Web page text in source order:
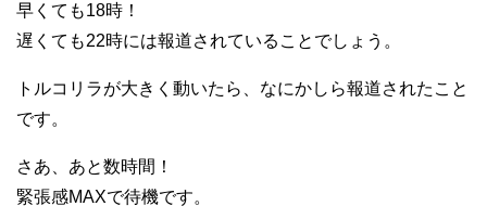
早くても18時！
遅くても22時には報道されていることでしょう。
トルコリラが大きく動いたら、なにかしら報道されたこと
です。
さあ、あと数時間！
緊張感MAXで待機です。